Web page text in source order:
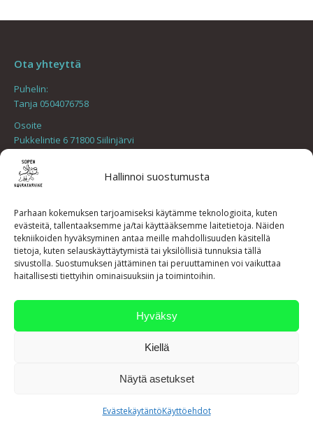
Hallinnoi suostumusta
Parhaan kokemuksen tarjoamiseksi käytämme teknologioita, kuten
evästeitä, tallentaaksemme ja/tai käyttääksemme laitetietoja. Näiden
tekniikoiden hyväksyminen antaa meille mahdollisuuden käsitellä
tietoja, kuten selauskäyttäytymistä tai yksilöllisiä tunnuksia tällä
sivustolla. Suostumuksen jättäminen tai peruuttaminen voi vaikuttaa
haitallisesti tiettyihin ominaisuuksiin ja toimintoihin.
Hyväksy
Kiellä
Näytä asetukset
EvästekäytäntöKäyttöehdot
Ota yhteyttä
Puhelin:
Tanja 0504076758
Osoite
Pukkelintie 6 71800 Siilinjärvi
Find us on:
Mail
opens
in
new
window
Uutiset
Toimituskatkos verkkokaupassa
11.6.2026
Joulunajan toimitukset
17.12.2025
Toimitukset Messariin
Toimituskulut alkaen 6,90€, kaikki yli 79€ tilaukset ilman